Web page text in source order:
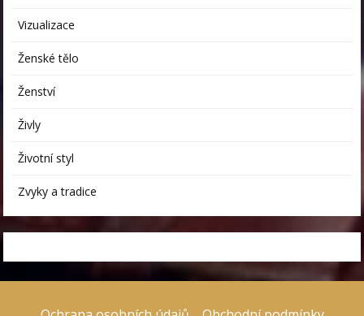
Vizualizace
Ženské tělo
Ženství
Živly
Životní styl
Zvyky a tradice